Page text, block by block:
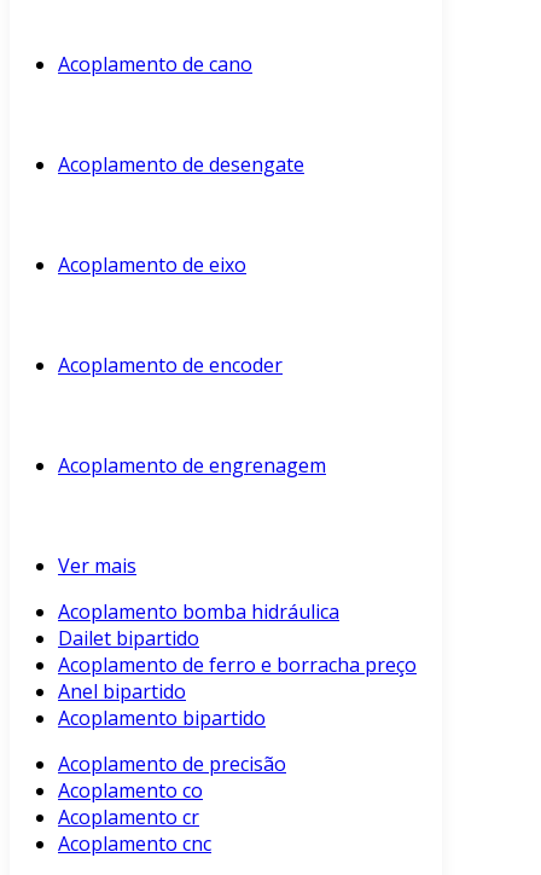
Acoplamento de cano
Acoplamento de desengate
Acoplamento de eixo
Acoplamento de encoder
Acoplamento de engrenagem
Ver mais
Acoplamento bomba hidráulica
Dailet bipartido
Acoplamento de ferro e borracha preço
Anel bipartido
Acoplamento bipartido
Acoplamento de precisão
Acoplamento co
Acoplamento cr
Acoplamento cnc